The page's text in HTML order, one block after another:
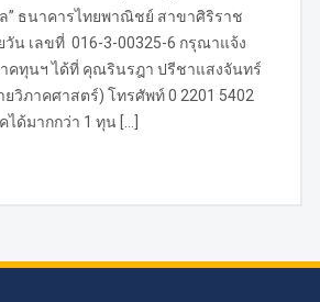
” ธนาคารไทยพาณิชย์ สาขาศิริราช
วัน เลขที่ 016-3-00325-6 กรุณาแจ้ง
คทุนฯ ได้ที่ คุณรินรฎา ปรีชาแสงจันทร์
วิภาคศาสตร์) โทรศัพท์ 0 2201 5402
ด้มากกว่า 1 ทุน […]